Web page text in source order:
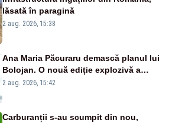
lăsată în paragină
2 aug. 2026, 15:38
Ana Maria Păcuraru demască planul lui
Bolojan. O nouă ediție explozivă a
emisiunii „Miza Zilei” la Realitatea PLUS
2 aug. 2026, 15:42
Carburanții s-au scumpit din nou,